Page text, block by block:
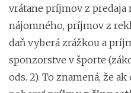
vrátane príjmov z predaja
nájomného, príjmov z
daň vyberá zrážkou a
sponzorstve v športe
ods. 2). To znamená, že